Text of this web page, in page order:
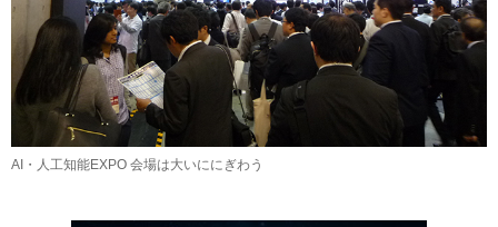
AI・人工知能EXPO 会場は大いににぎわう